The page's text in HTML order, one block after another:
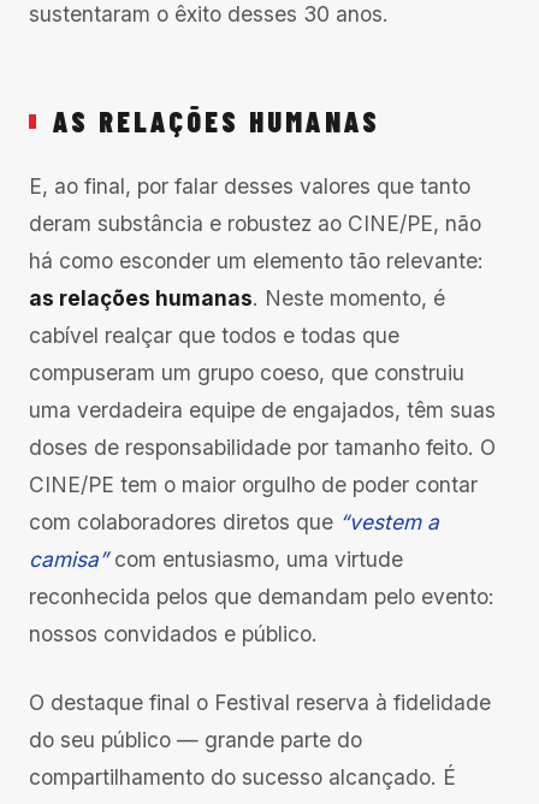
sustentaram o êxito desses 30 anos.
AS RELAÇÕES HUMANAS
E, ao final, por falar desses valores que tanto
deram substância e robustez ao CINE/PE, não
há como esconder um elemento tão relevante:
as relações humanas. Neste momento, é
cabível realçar que todos e todas que
compuseram um grupo coeso, que construiu
uma verdadeira equipe de engajados, têm suas
doses de responsabilidade por tamanho feito. O
CINE/PE tem o maior orgulho de poder contar
com colaboradores diretos que “vestem a
camisa”com entusiasmo, uma virtude
reconhecida pelos que demandam pelo evento:
nossos convidados e público.
O destaque final o Festival reserva à fidelidade
do seu público — grande parte do
compartilhamento do sucesso alcançado. É